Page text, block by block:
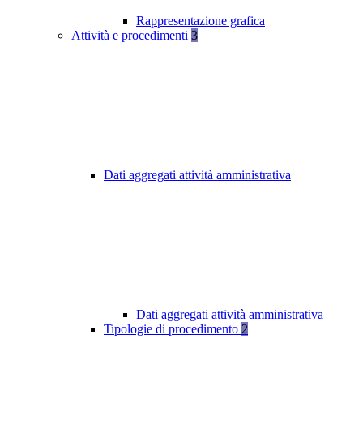
Rappresentazione grafica
Attività e procedimenti 3
Dati aggregati attività amministrativa
Dati aggregati attività amministrativa
Tipologie di procedimento 2